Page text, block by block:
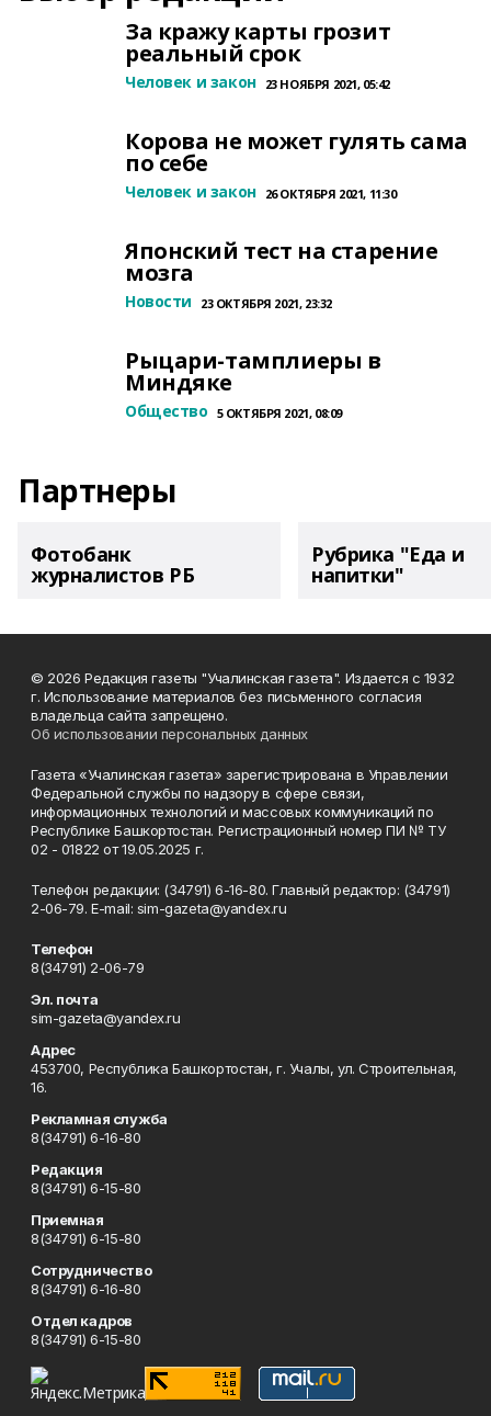
За кражу карты грозит
реальный срок
Человек и закон 23 НОЯБРЯ 2021, 05:42
Корова не может гулять сама
по себе
Человек и закон 26 ОКТЯБРЯ 2021, 11:30
Японский тест на старение
мозга
Новости 23 ОКТЯБРЯ 2021, 23:32
Рыцари-тамплиеры в
Миндяке
Общество 5 ОКТЯБРЯ 2021, 08:09
Партнеры
Фотобанк
журналистов РБ
Рубрика "Еда и
напитки"
© 2026 Редакция газеты "Учалинская газета". Издается с 1932
г. Использование материалов без письменного согласия
владельца сайта запрещено.
Об использовании персональных данных
Газета «Учалинская газета» зарегистрирована в Управлении
Федеральной службы по надзору в сфере связи,
информационных технологий и массовых коммуникаций по
Республике Башкортостан. Регистрационный номер ПИ № ТУ
02 - 01822 от 19.05.2025 г.
Телефон редакции: (34791) 6-16-80. Главный редактор: (34791)
2-06-79. Е-mаil: sim-gazeta@yandex.ru
Телефон
8(34791) 2-06-79
Эл. почта
sim-gazeta@yandex.ru
Адрес
453700, Республика Башкортостан, г. Учалы, ул. Строительная,
16.
Рекламная служба
8(34791) 6-16-80
Редакция
8(34791) 6-15-80
Приемная
8(34791) 6-15-80
Сотрудничество
8(34791) 6-16-80
Отдел кадров
8(34791) 6-15-80